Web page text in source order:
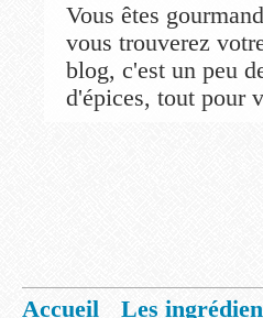
Vous êtes
vous trouverez
blog, c'est un peu
d'épices, tout pour
Accueil
Les